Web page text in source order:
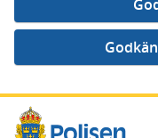
Gå direkt till innehåll